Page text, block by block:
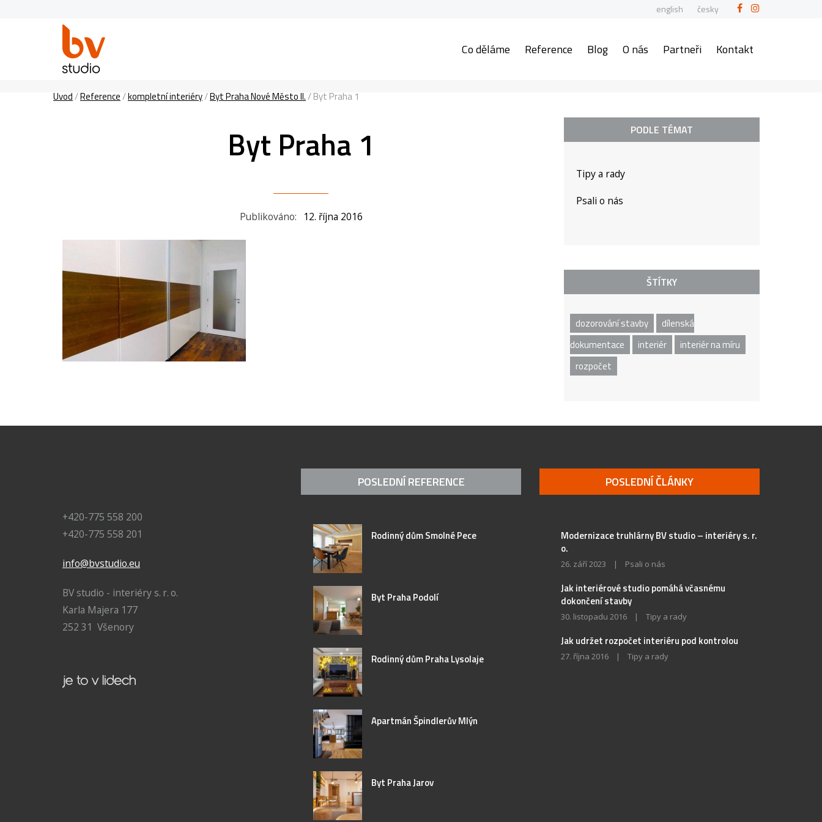
english česky
Co děláme Reference Blog O nás Partneři Kontakt
Úvod/Reference/kompletní interiéry/Byt Praha Nové Město II./Byt Praha 1
Byt Praha 1
Publikováno: 12. října 2016
PODLE TÉMAT
Tipy a rady
Psali o nás
ŠTÍTKY
dozorování stavby
dílenská
dokumentace
interiér
interiér na míru
rozpočet
+420-775 558 200
+420-775 558 201
info@bvstudio.eu
BV studio - interiéry s. r. o.
Karla Majera 177
252 31 Všenory
POSLEDNÍ REFERENCE
Rodinný dům Smolné Pece
Byt Praha Podolí
Rodinný dům Praha Lysolaje
Apartmán Špindlerův Mlýn
Byt Praha Jarov
POSLEDNÍ ČLÁNKY
Modernizace truhlárny BV studio – interiéry s. r.
o.
26. září 2023 | Psali o nás
Jak interiérové studio pomáhá včasnému
dokončení stavby
30. listopadu 2016 | Tipy a rady
Jak udržet rozpočet interiéru pod kontrolou
27. října 2016 | Tipy a rady